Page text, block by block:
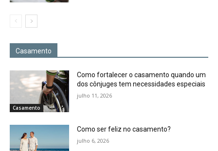
Casamento
Casamento
Como fortalecer o casamento quando um
dos cônjuges tem necessidades especiais
julho 11, 2026
Como ser feliz no casamento?
julho 6, 2026